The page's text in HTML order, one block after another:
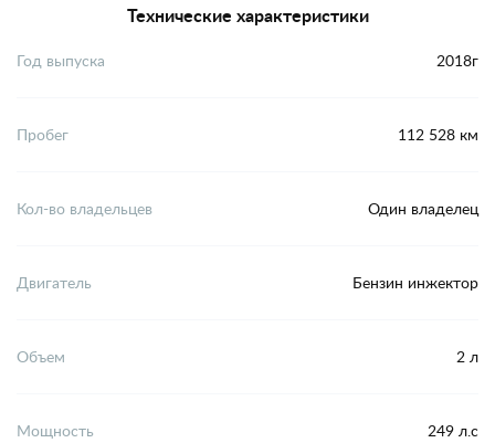
Технические характеристики
Год выпуска 2018г
Пробег 112 528 км
Кол-во владельцев Один владелец
Двигатель Бензин инжектор
Объем 2 л
Мощность 249 л.с